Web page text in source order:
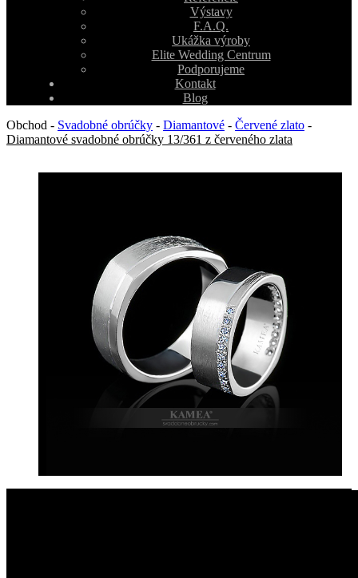
Výstavy
F.A.Q.
Ukážka výroby
Elite Wedding Centrum
Podporujeme
Kontakt
Blog
Obchod - Svadobné obrúčky - Diamantové - Červené zlato -
Diamantové svadobné obrúčky 13/361 z červeného zlata